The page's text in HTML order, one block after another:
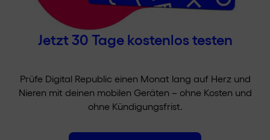
Jetzt 30 Tage kostenlos testen
Prüfe Digital Republic einen Monat lang auf Herz und
Nieren mit deinen mobilen Geräten – ohne Kosten und
ohne Kündigungsfrist.